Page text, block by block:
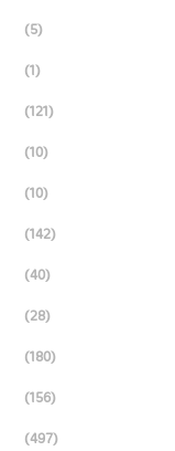
(5)
(1)
(121)
(10)
(10)
(142)
(40)
(28)
(180)
(156)
(497)